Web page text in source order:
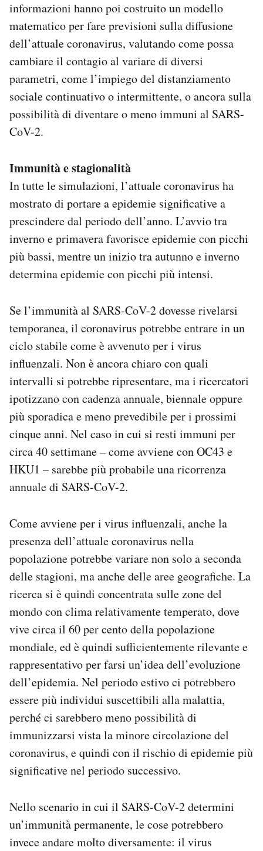
informazioni hanno poi costruito un modello
matematico per fare previsioni sulla diffusione
dell’attuale coronavirus, valutando come possa
cambiare il contagio al variare di diversi
parametri, come l’impiego del distanziamento
sociale continuativo o intermittente, o ancora sulla
possibilità di diventare o meno immuni al SARS-
CoV-2.
Immunità e stagionalità
In tutte le simulazioni, l’attuale coronavirus ha
mostrato di portare a epidemie significative a
prescindere dal periodo dell’anno. L’avvio tra
inverno e primavera favorisce epidemie con picchi
più bassi, mentre un inizio tra autunno e inverno
determina epidemie con picchi più intensi.
Se l’immunità al SARS-CoV-2 dovesse rivelarsi
temporanea, il coronavirus potrebbe entrare in un
ciclo stabile come è avvenuto per i virus
influenzali. Non è ancora chiaro con quali
intervalli si potrebbe ripresentare, ma i ricercatori
ipotizzano con cadenza annuale, biennale oppure
più sporadica e meno prevedibile per i prossimi
cinque anni. Nel caso in cui si resti immuni per
circa 40 settimane – come avviene con OC43 e
HKU1 – sarebbe più probabile una ricorrenza
annuale di SARS-CoV-2.
Come avviene per i virus influenzali, anche la
presenza dell’attuale coronavirus nella
popolazione potrebbe variare non solo a seconda
delle stagioni, ma anche delle aree geografiche. La
ricerca si è quindi concentrata sulle zone del
mondo con clima relativamente temperato, dove
vive circa il 60 per cento della popolazione
mondiale, ed è quindi sufficientemente rilevante e
rappresentativo per farsi un’idea dell’evoluzione
dell’epidemia. Nel periodo estivo ci potrebbero
essere più individui suscettibili alla malattia,
perché ci sarebbero meno possibilità di
immunizzarsi vista la minore circolazione del
coronavirus, e quindi con il rischio di epidemie più
significative nel periodo successivo.
Nello scenario in cui il SARS-CoV-2 determini
un’immunità permanente, le cose potrebbero
invece andare molto diversamente: il virus